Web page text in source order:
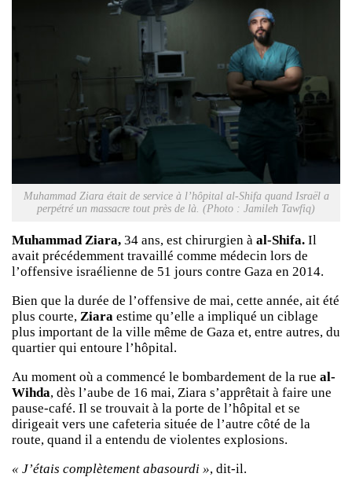
Muhammad Ziara était de service à l’hôpital al-Shifa quand Israël a
perpétré un massacre tout près de là. (Photo : Jamileh Tawfiq)
Muhammad Ziara, 34 ans, est chirurgien à al-Shifa. Il
avait précédemment travaillé comme médecin lors de
l’offensive israélienne de 51 jours contre Gaza en 2014.
Bien que la durée de l’offensive de mai, cette année, ait été
plus courte, Ziara estime qu’elle a impliqué un ciblage
plus important de la ville même de Gaza et, entre autres, du
quartier qui entoure l’hôpital.
Au moment où a commencé le bombardement de la rue al-
Wihda, dès l’aube de 16 mai, Ziara s’apprêtait à faire une
pause-café. Il se trouvait à la porte de l’hôpital et se
dirigeait vers une cafeteria située de l’autre côté de la
route, quand il a entendu de violentes explosions.
« J’étais complètement abasourdi », dit-il.